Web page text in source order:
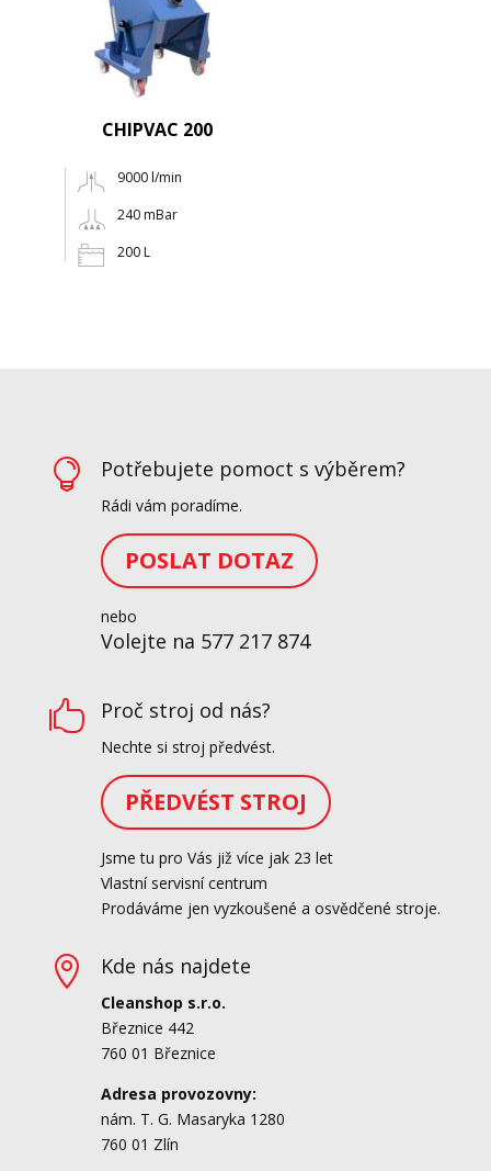
CHIPVAC 200
9000 l/min
240 mBar
200 L
 Potřebujete pomoct s výběrem?
Rádi vám poradíme.
POSLAT DOTAZ
nebo
Volejte na 577 217 874
 Proč stroj od nás?
Nechte si stroj předvést.
PŘEDVÉST STROJ
Jsme tu pro Vás již více jak 23 let
Vlastní servisní centrum
Prodáváme jen vyzkoušené a osvědčené stroje.
 Kde nás najdete
Cleanshop s.r.o.
Březnice 442
760 01 Březnice
Adresa provozovny:
nám. T. G. Masaryka 1280
760 01 Zlín